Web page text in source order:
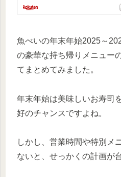
魚べいの年末年始2025～
の豪華な持ち帰りメニュー
てまとめてみました。
年末年始は美味しいお寿司
好のチャンスですよね。
しかし、営業時間や特別メ
ないと、せっかくの計画が